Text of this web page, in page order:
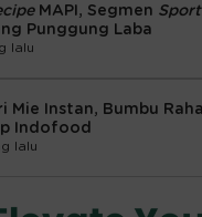
MAPI, Segmen Sport
Punggung Laba
lalu
Mie Instan, Bumbu
Indofood
lalu